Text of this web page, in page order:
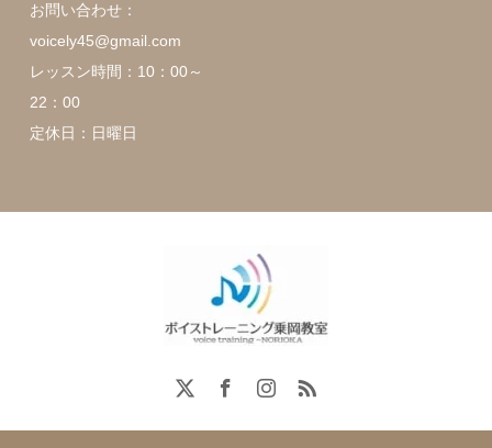
お問い合わせ：
voicely45@gmail.com
レッスン時間：10：00～
22：00
定休日：日曜日